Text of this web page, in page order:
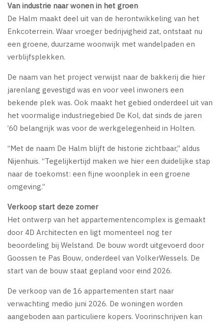
Van industrie naar wonen in het groen
De Halm maakt deel uit van de herontwikkeling van het
Enkcoterrein. Waar vroeger bedrijvigheid zat, ontstaat nu
een groene, duurzame woonwijk met wandelpaden en
verblijfsplekken.
De naam van het project verwijst naar de bakkerij die hier
jarenlang gevestigd was en voor veel inwoners een
bekende plek was. Ook maakt het gebied onderdeel uit van
het voormalige industriegebied De Kol, dat sinds de jaren
’60 belangrijk was voor de werkgelegenheid in Holten.
“Met de naam De Halm blijft de historie zichtbaar,” aldus
Nijenhuis. “Tegelijkertijd maken we hier een duidelijke stap
naar de toekomst: een fijne woonplek in een groene
omgeving.”
Verkoop start deze zomer
Het ontwerp van het appartementencomplex is gemaakt
door 4D Architecten en ligt momenteel nog ter
beoordeling bij Welstand. De bouw wordt uitgevoerd door
Goossen te Pas Bouw, onderdeel van VolkerWessels. De
start van de bouw staat gepland voor eind 2026.
De verkoop van de 16 appartementen start naar
verwachting medio juni 2026. De woningen worden
aangeboden aan particuliere kopers. Voorinschrijven kan